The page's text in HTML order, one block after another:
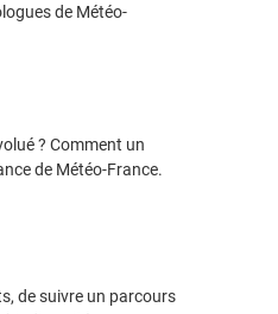
de Météo-
? Comment un
de Météo-France.
de suivre un parcours